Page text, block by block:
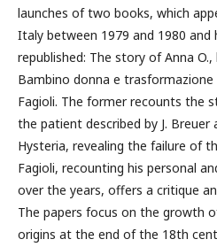
launches of two books, which
Italy between 1979 and 1980 and
republished: The story of Anna
Bambino donna e trasformazione
Fagioli. The former recounts the
the patient described by J. Breuer
Hysteria, revealing the failure of
Fagioli, recounting his personal
over the years, offers a critique
The papers focus on the growth
origins at the end of the 18th